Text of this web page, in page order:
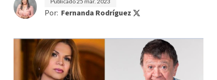
Por: Fernanda Rodríguez